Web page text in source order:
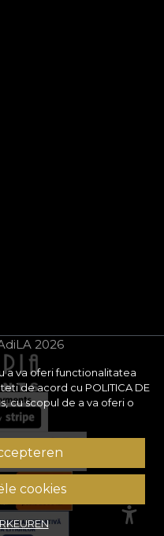
a va oferi functionalitatea
de acord cu POLITICA DE
cu scopul de a va oferi o
cookies
2026